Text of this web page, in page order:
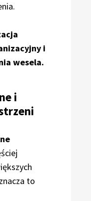
i
wesela.
i
to